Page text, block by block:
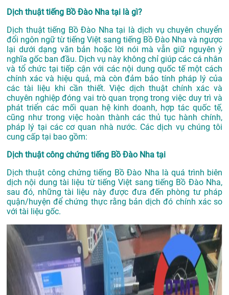
Dịch thuật tiếng Bồ Đào Nha tại là gì?
Dịch thuật tiếng Bồ Đào Nha tại là dịch vụ chuyên chuyển
đổi ngôn ngữ từ tiếng Việt sang tiếng Bồ Đào Nha và ngược
lại dưới dạng văn bản hoặc lời nói mà vẫn giữ nguyên ý
nghĩa gốc ban đầu. Dịch vụ này không chỉ giúp các cá nhân
và tổ chức tại tiếp cận với các nội dung quốc tế một cách
chính xác và hiệu quả, mà còn đảm bảo tính pháp lý của
các tài liệu khi cần thiết. Việc dịch thuật chính xác và
chuyên nghiệp đóng vai trò quan trọng trong việc duy trì và
phát triển các mối quan hệ kinh doanh, hợp tác quốc tế,
cũng như trong việc hoàn thành các thủ tục hành chính,
pháp lý tại các cơ quan nhà nước. Các dịch vụ chúng tôi
cung cấp tại bao gồm:
Dịch thuật công chứng tiếng Bồ Đào Nha tại
Dịch thuật công chứng tiếng Bồ Đào Nha là quá trình biên
dịch nội dung tài liệu từ tiếng Việt sang tiếng Bồ Đào Nha,
sau đó, những tài liệu này được đưa đến phòng tư pháp
quận/huyện để chứng thực rằng bản dịch đó chính xác so
với tài liệu gốc.